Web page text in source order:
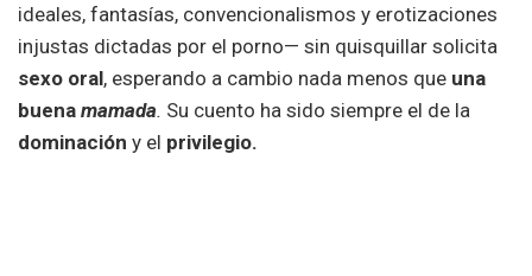
ideales, fantasías, convencionalismos y erotizaciones
injustas dictadas por el porno— sin quisquillar solicita
sexo oral, esperando a cambio nada menos que una
buena mamada. Su cuento ha sido siempre el de la
dominación y el privilegio.